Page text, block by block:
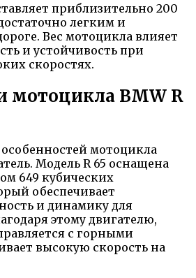
приблизительно 200
легким и
Вес мотоцикла влияет
и устойчивость при
скоростях.
мотоцикла BMW R
мотоцикла
Модель R 65 оснащена
649 кубических
обеспечивает
и динамику для
этому двигателю,
с горными
высокую скорость на